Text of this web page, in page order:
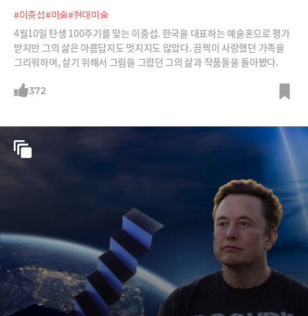
#이중섭#미술#현대미술
4월10일 탄생 100주기를 맞는 이중섭. 한국을 대표하는 예술혼으로 평가
받지만 그의 삶은 아름답지도 멋지지도 않았다. 끔찍이 사랑했던 가족을
그리워하며, 살기 위해서 그림을 그렸던 그의 삶과 작품들을 돌아봤다.
372